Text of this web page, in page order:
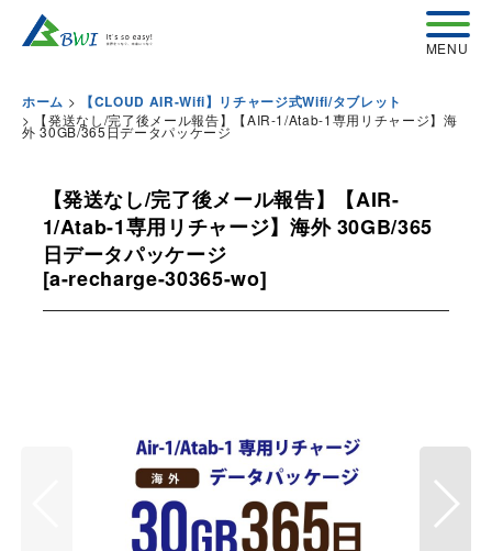
ホーム >
【CLOUD AIR-Wifi】リチャージ式Wifi/タブレット
>
【発送なし/完了後メール報告】【AIR-1/Atab-1専用リチャージ】海
外 30GB/365日データパッケージ
【発送なし/完了後メール報告】【AIR-
1/Atab-1専用リチャージ】海外 30GB/365
日データパッケージ
[a-recharge-30365-wo]